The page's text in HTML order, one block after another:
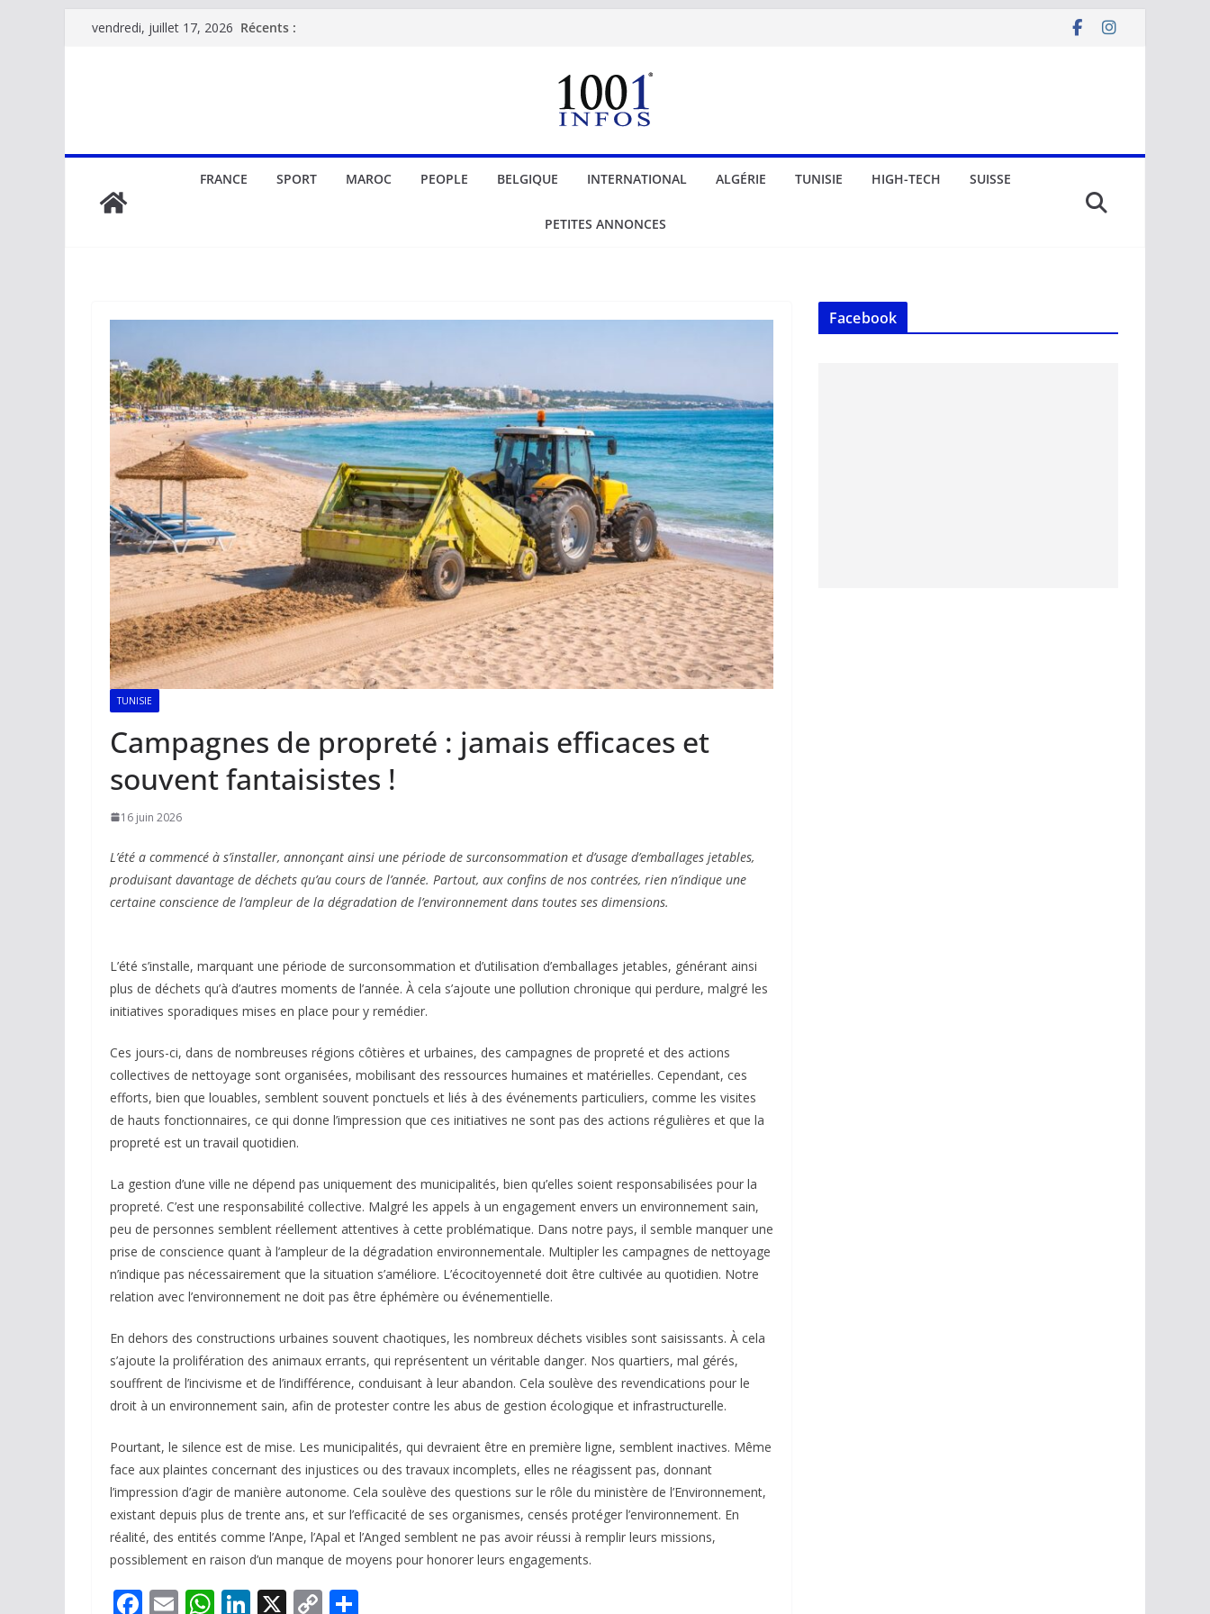
Passervendredi, juillet 17, 2026 Récents :
FRANCE SPORT MAROC PEOPLE BELGIQUE INTERNATIONAL ALGÉRIE TUNISIE HIGH-TECH SUISSE
PETITES ANNONCES
TUNISIE
Campagnes de propreté : jamais efficaces et
souvent fantaisistes !
16 juin 2026
L’été a commencé à s’installer, annonçant ainsi une période de surconsommation et d’usage d’emballages jetables,
produisant davantage de déchets qu’au cours de l’année. Partout, aux confins de nos contrées, rien n’indique une
certaine conscience de l’ampleur de la dégradation de l’environnement dans toutes ses dimensions.
L’été s’installe, marquant une période de surconsommation et d’utilisation d’emballages jetables, générant ainsi
plus de déchets qu’à d’autres moments de l’année. À cela s’ajoute une pollution chronique qui perdure, malgré les
initiatives sporadiques mises en place pour y remédier.
Ces jours-ci, dans de nombreuses régions côtières et urbaines, des campagnes de propreté et des actions
collectives de nettoyage sont organisées, mobilisant des ressources humaines et matérielles. Cependant, ces
efforts, bien que louables, semblent souvent ponctuels et liés à des événements particuliers, comme les visites
de hauts fonctionnaires, ce qui donne l’impression que ces initiatives ne sont pas des actions régulières et que la
propreté est un travail quotidien.
La gestion d’une ville ne dépend pas uniquement des municipalités, bien qu’elles soient responsabilisées pour la
propreté. C’est une responsabilité collective. Malgré les appels à un engagement envers un environnement sain,
peu de personnes semblent réellement attentives à cette problématique. Dans notre pays, il semble manquer une
prise de conscience quant à l’ampleur de la dégradation environnementale. Multipler les campagnes de nettoyage
n’indique pas nécessairement que la situation s’améliore. L’écocitoyenneté doit être cultivée au quotidien. Notre
relation avec l’environnement ne doit pas être éphémère ou événementielle.
En dehors des constructions urbaines souvent chaotiques, les nombreux déchets visibles sont saisissants. À cela
s’ajoute la prolifération des animaux errants, qui représentent un véritable danger. Nos quartiers, mal gérés,
souffrent de l’incivisme et de l’indifférence, conduisant à leur abandon. Cela soulève des revendications pour le
droit à un environnement sain, afin de protester contre les abus de gestion écologique et infrastructurelle.
Pourtant, le silence est de mise. Les municipalités, qui devraient être en première ligne, semblent inactives. Même
face aux plaintes concernant des injustices ou des travaux incomplets, elles ne réagissent pas, donnant
l’impression d’agir de manière autonome. Cela soulève des questions sur le rôle du ministère de l’Environnement,
existant depuis plus de trente ans, et sur l’efficacité de ses organismes, censés protéger l’environnement. En
réalité, des entités comme l’Anpe, l’Apal et l’Anged semblent ne pas avoir réussi à remplir leurs missions,
possiblement en raison d’un manque de moyens pour honorer leurs engagements.
F E W Li X C
Facebook